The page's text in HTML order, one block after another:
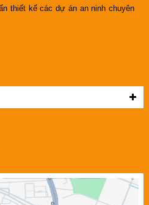
thiết kế các dự án an ninh chuyên